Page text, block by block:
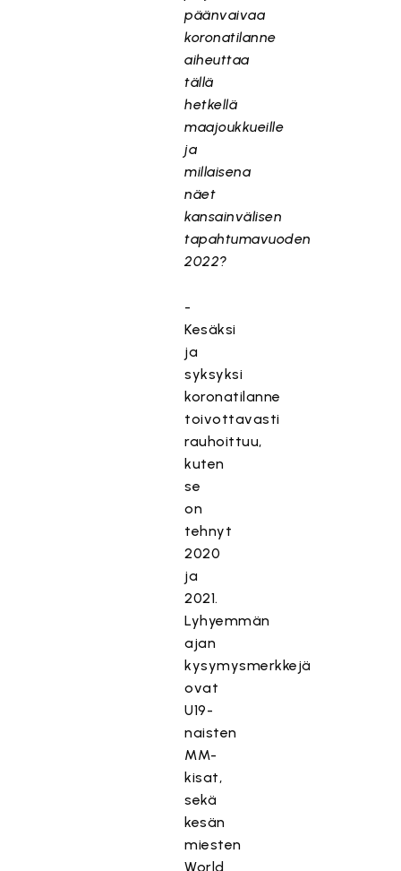
päänvaivaa
koronatilanne
aiheuttaa
tällä
hetkellä
maajoukkueille
ja
millaisena
näet
kansainvälisen
tapahtumavuoden
2022?
-
Kesäksi
ja
syksyksi
koronatilanne
toivottavasti
rauhoittuu,
kuten
se
on
tehnyt
2020
ja
2021.
Lyhyemmän
ajan
kysymysmerkkejä
ovat
U19-
naisten
MM-
kisat,
sekä
kesän
miesten
World